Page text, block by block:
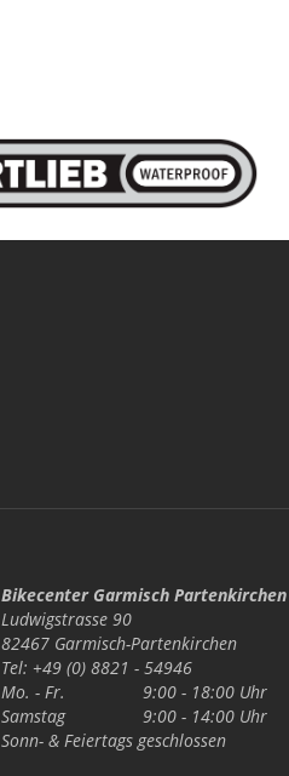
Bikecenter Garmisch Partenkirchen
Ludwigstrasse 90
82467 Garmisch-Partenkirchen
Tel: +49 (0) 8821 - 54946
Mo. - Fr.
9:00 - 18:00 Uhr
Samstag
9:00 - 14:00 Uhr
Sonn- & Feiertagsgeschlossen